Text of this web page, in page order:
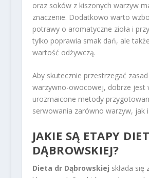
oraz soków z kiszonych warzyw
znaczenie. Dodatkowo warto
potrawy o aromatyczne zioła i
tylko poprawia smak dań, ale
wartość odżywczą.
Aby skutecznie przestrzegać
warzywno-owocowej, dobrze jest
urozmaicone metody
serwowania zarówno warzyw, jak
JAKIE SĄ ETAPY
DĄBROWSKIEJ?
Dieta dr Dąbrowskiej składa się